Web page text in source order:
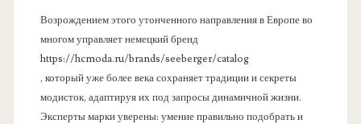
Возрождением этого утонченного направления в Европе во
многом управляет немецкий бренд
https://hcmoda.ru/brands/seeberger/catalog
, который уже более века сохраняет традиции и секреты
модисток, адаптируя их под запросы динамичной жизни.
Эксперты марки уверены: умение правильно подобрать и